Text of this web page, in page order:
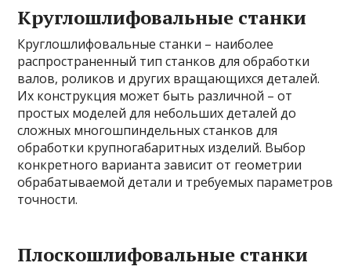
Круглошлифовальные станки
Круглошлифовальные станки – наиболее
распространенный тип станков для обработки
валов, роликов и других вращающихся деталей.
Их конструкция может быть различной – от
простых моделей для небольших деталей до
сложных многошпиндельных станков для
обработки крупногабаритных изделий. Выбор
конкретного варианта зависит от геометрии
обрабатываемой детали и требуемых параметров
точности.
Плоскошлифовальные станки